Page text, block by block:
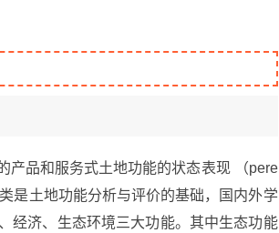
产品和服务式土地功能的状态表现 （pere
是土地功能分析与评价的基础，国内外学
经济、生态环境三大功能。其中生态功能